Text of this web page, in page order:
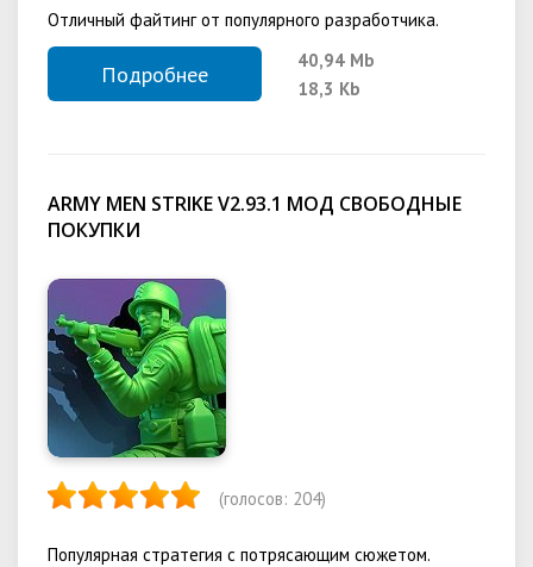
Отличный файтинг от популярного разработчика.
Подробнее
40,94 Mb
18,3 Kb
ARMY MEN STRIKE V2.93.1 МОД СВОБОДНЫЕ
ПОКУПКИ
(голосов: 204)
Популярная стратегия с потрясающим сюжетом.